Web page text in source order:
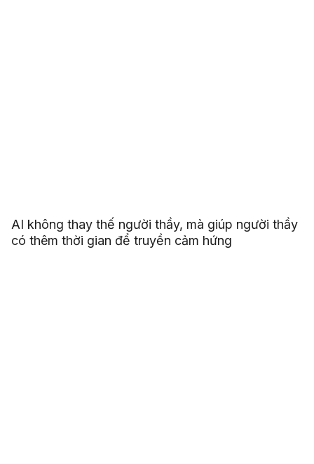
AI không thay thế người thầy, mà giúp người thầy
có thêm thời gian để truyền cảm hứng